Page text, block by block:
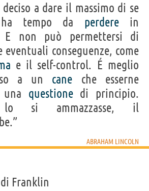
deciso a dare il massimo di se
tempo da perderein
E non può permettersi di
eventuali conseguenze, come
e il self-control. É meglio
a un cane che esserne
una questionedi principio.
si ammazzasse, il
ABRAHAM LINCOLN
Franklin